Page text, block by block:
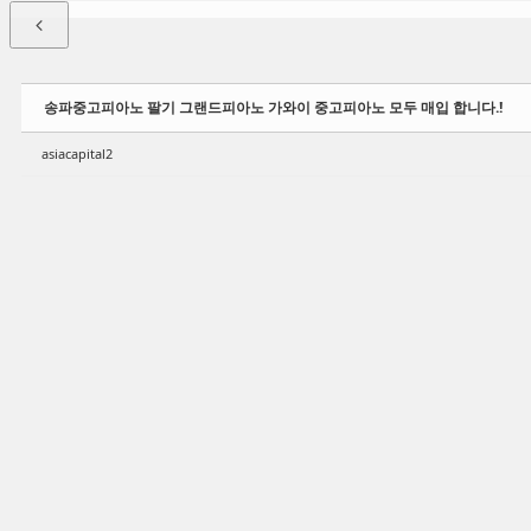
송파중고피아노 팔기 그랜드피아노 가와이 중고피아노 모두 매입 합니다.!
asiacapital2